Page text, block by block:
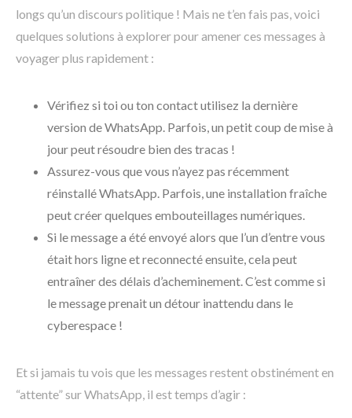
longs qu’un discours politique ! Mais ne t’en fais pas, voici
quelques solutions à explorer pour amener ces messages à
voyager plus rapidement :
Vérifiez si toi ou ton contact utilisez la dernière
version de WhatsApp. Parfois, un petit coup de mise à
jour peut résoudre bien des tracas !
Assurez-vous que vous n’ayez pas récemment
réinstallé WhatsApp. Parfois, une installation fraîche
peut créer quelques embouteillages numériques.
Si le message a été envoyé alors que l’un d’entre vous
était hors ligne et reconnecté ensuite, cela peut
entraîner des délais d’acheminement. C’est comme si
le message prenait un détour inattendu dans le
cyberespace !
Et si jamais tu vois que les messages restent obstinément en
“attente” sur WhatsApp, il est temps d’agir :